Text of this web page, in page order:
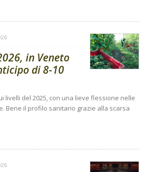
in Veneto
di 8-10
livelli del 2025, con una lieve flessione nelle
Bene il profilo sanitario grazie alla scarsa